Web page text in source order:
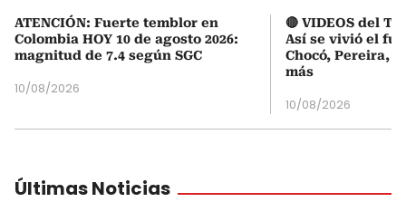
ATENCIÓN: Fuerte temblor en
Colombia HOY 10 de agosto 2026:
magnitud de 7.4 según SGC
10/08/2026
🔴 VIDEOS del
Así se vivió el
Chocó, Pereira,
más
10/08/2026
Últimas Noticias